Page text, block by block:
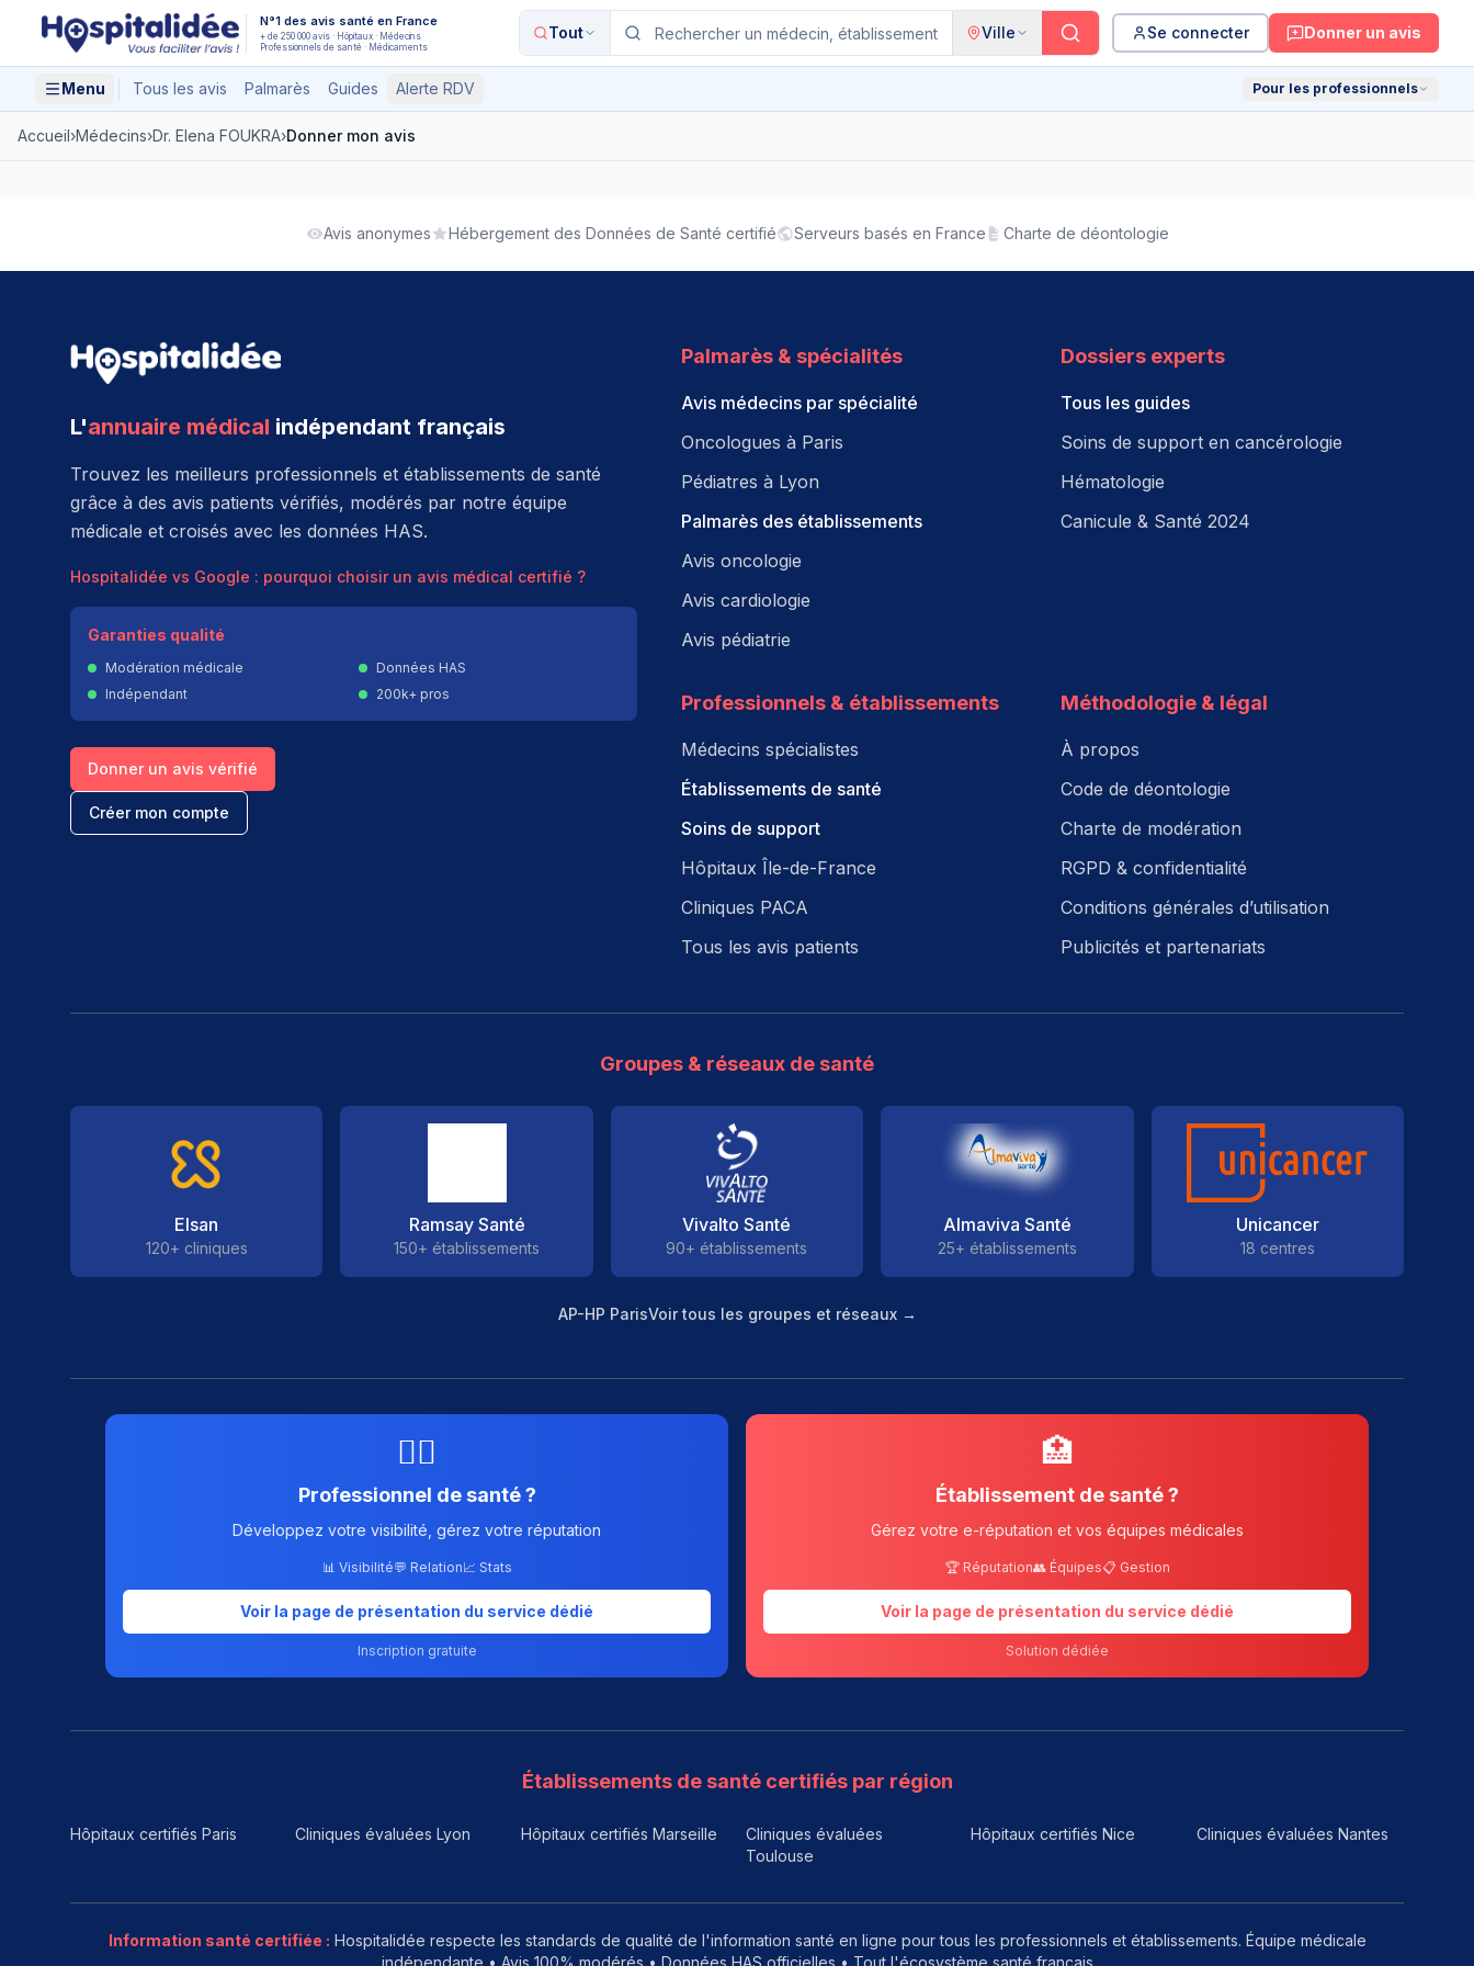
Aller au contenu principal N°1 des avis santé en France
+ de 250 000 avis · Hôpitaux · Médecins
Professionnels de santé · Médicaments
Tout Ville Se connecter Donner un avis
Menu Tous les avis Palmarès Guides Alerte RDV Pour les professionnels
Accueil›Médecins›Dr. Elena FOUKRA›Donner mon avis
Avis anonymes Hébergement des Données de Santé certifié Serveurs basés en France Charte de déontologie
L'annuaire médical indépendant français
Trouvez les meilleurs professionnels et établissements de santé
grâce à des avis patients vérifiés, modérés par notre équipe
médicale et croisés avec les données HAS.
Hospitalidée vs Google : pourquoi choisir un avis médical certifié ?
Garanties qualité
Modération médicale
Données HAS
Indépendant
200k+ pros
Donner un avis vérifié
Créer mon compte
Palmarès & spécialités
Avis médecins par spécialité
Oncologues à Paris
Pédiatres à Lyon
Palmarès des établissements
Avis oncologie
Avis cardiologie
Avis pédiatrie
Dossiers experts
Tous les guides
Soins de support en cancérologie
Hématologie
Canicule & Santé 2024
Professionnels & établissements
Médecins spécialistes
Établissements de santé
Soins de support
Hôpitaux Île-de-France
Cliniques PACA
Tous les avis patients
Méthodologie & légal
À propos
Code de déontologie
Charte de modération
RGPD & confidentialité
Conditions générales d’utilisation
Publicités et partenariats
Groupes & réseaux de santé
Elsan
120+ cliniques
Ramsay Santé
150+ établissements
Vivalto Santé
90+ établissements
Almaviva Santé
25+ établissements
Unicancer
18 centres
AP-HP ParisVoir tous les groupes et réseaux →
👨‍⚕️
Professionnel de santé ?
Développez votre visibilité, gérez votre réputation
📊 Visibilité💬 Relation📈 Stats
Voir la page de présentation du service dédié
Inscription gratuite
🏥
Établissement de santé ?
Gérez votre e-réputation et vos équipes médicales
🏆 Réputation👥 Équipes📋 Gestion
Voir la page de présentation du service dédié
Solution dédiée
Établissements de santé certifiés par région
Hôpitaux certifiés Paris Cliniques évaluées Lyon Hôpitaux certifiés Marseille
Cliniques évaluées
Toulouse
Hôpitaux certifiés Nice Cliniques évaluées Nantes
Information santé certifiée : Hospitalidée respecte les standards de qualité de l'information santé en ligne pour tous les professionnels et établissements. Équipe médicale
indépendante • Avis 100% modérés • Données HAS officielles • Tout l'écosystème santé français